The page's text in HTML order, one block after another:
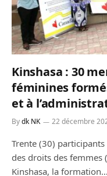
Kinshasa : 30
féminines
et à
Bydk NK 22 décembre
Trente (30)
des droits des femmes
Kinshasa, la formation…